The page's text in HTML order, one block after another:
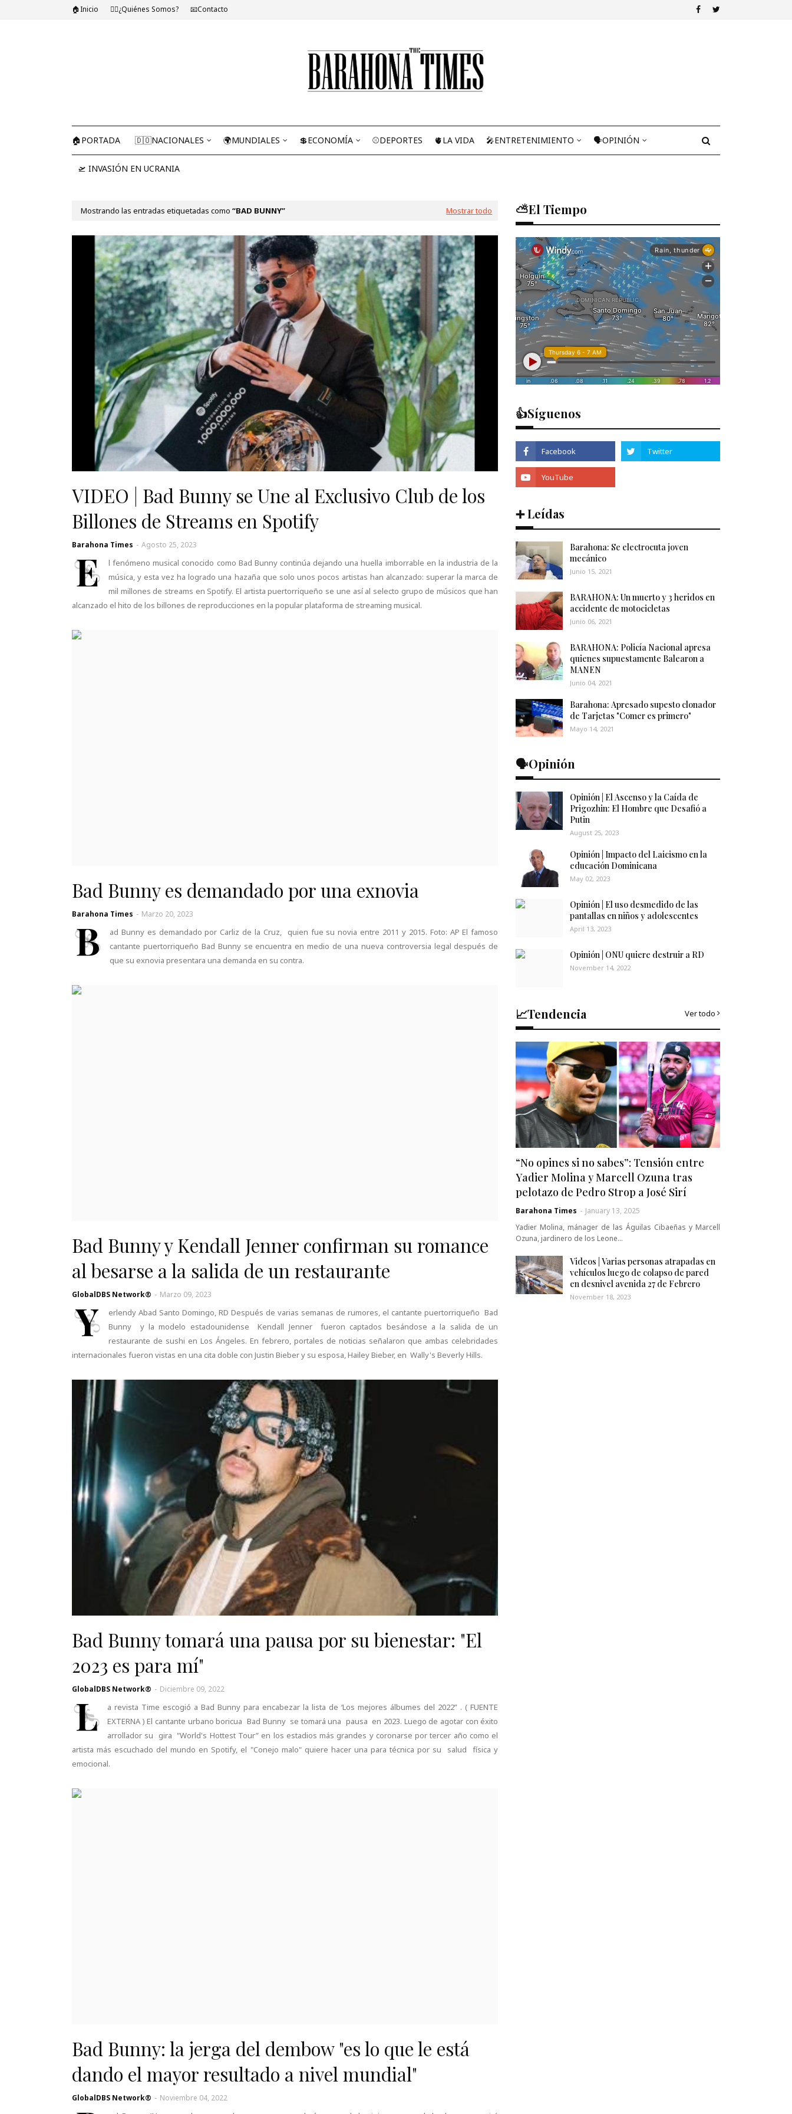
🏠Inicio 🤷‍♂️¿Quiénes Somos? 📧Contacto
🏠PORTADA 🇩🇴NACIONALES 🌍MUNDIALES 💲ECONOMÍA ⚾DEPORTES 🫀LA VIDA 🎤ENTRETENIMIENTO 🗣OPINIÓN
🛫 INVASIÓN EN UCRANIA
Mostrando las entradas etiquetadas como BAD BUNNY Mostrar todo
VIDEO | Bad Bunny se Une al Exclusivo Club de los
Billones de Streams en Spotify
Barahona Times - Agosto 25, 2023
E
l fenómeno musical conocido como Bad Bunny continúa dejando una huella imborrable en la industria de la
música, y esta vez ha logrado una hazaña que solo unos pocos artistas han alcanzado: superar la marca de
mil millones de streams en Spotify. El artista puertorriqueño se une así al selecto grupo de músicos que han
alcanzado el hito de los billones de reproducciones en la popular plataforma de streaming musical.
Bad Bunny es demandado por una exnovia
Barahona Times - Marzo 20, 2023
B
ad Bunny es demandado por Carliz de la Cruz, quien fue su novia entre 2011 y 2015. Foto: AP El famoso
cantante puertorriqueño Bad Bunny se encuentra en medio de una nueva controversia legal después de
que su exnovia presentara una demanda en su contra.
Bad Bunny y Kendall Jenner confirman su romance
al besarse a la salida de un restaurante
GlobalDBS Network® - Marzo 09, 2023
Y
erlendy Abad Santo Domingo, RD Después de varias semanas de rumores, el cantante puertorriqueño Bad
Bunny y la modelo estadounidense Kendall Jenner fueron captados besándose a la salida de un
restaurante de sushi en Los Ángeles. En febrero, portales de noticias señalaron que ambas celebridades
internacionales fueron vistas en una cita doble con Justin Bieber y su esposa, Hailey Bieber, en Wally's Beverly Hills.
Bad Bunny tomará una pausa por su bienestar: "El
2023 es para mí"
GlobalDBS Network® - Diciembre 09, 2022
L
a revista Time escogió a Bad Bunny para encabezar la lista de ‘Los mejores álbumes del 2022” . ( FUENTE
EXTERNA ) El cantante urbano boricua Bad Bunny se tomará una pausa en 2023. Luego de agotar con éxito
arrollador su gira "World's Hottest Tour” en los estadios más grandes y coronarse por tercer año como el
artista más escuchado del mundo en Spotify, el "Conejo malo" quiere hacer una para técnica por su salud física y
emocional.
Bad Bunny: la jerga del dembow "es lo que le está
dando el mayor resultado a nivel mundial"
GlobalDBS Network® - Noviembre 04, 2022
⛅El Tiempo
👍Síguenos
➕ Leídas
Barahona: Se electrocuta joven
mecánico
Junio 15, 2021
BARAHONA: Un muerto y 3 heridos en
accidente de motocicletas
Junio 06, 2021
BARAHONA: Policía Nacional apresa
quienes supuestamente Balearon a
MANEN
Junio 04, 2021
Barahona: Apresado supesto clonador
de Tarjetas "Comer es primero"
Mayo 14, 2021
🗣️Opinión
Opinión | El Ascenso y la Caída de
Prigozhin: El Hombre que Desafió a
Putin
August 25, 2023
Opinión | Impacto del Laicismo en la
educación Dominicana
May 02, 2023
Opinión | El uso desmedido de las
pantallas en niños y adolescentes
April 13, 2023
Opinión | ONU quiere destruir a RD
November 14, 2022
📈Tendencia Ver todo
“No opines si no sabes”: Tensión entre
Yadier Molina y Marcell Ozuna tras
pelotazo de Pedro Strop a José Sirí
Barahona Times - January 13, 2025
Yadier Molina, mánager de las Águilas Cibaeñas y Marcell
Ozuna, jardinero de los Leone…
Videos | Varias personas atrapadas en
vehículos luego de colapso de pared
en desnivel avenida 27 de Febrero
November 18, 2023